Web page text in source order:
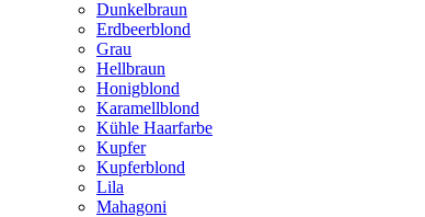
Dunkelbraun
Erdbeerblond
Grau
Hellbraun
Honigblond
Karamellblond
Kühle Haarfarbe
Kupfer
Kupferblond
Lila
Mahagoni